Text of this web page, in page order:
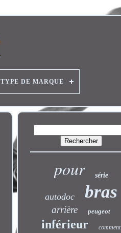
TYPE DE MARQUE
pour série
autodoc bras
arrière peugeot
inférieur comment